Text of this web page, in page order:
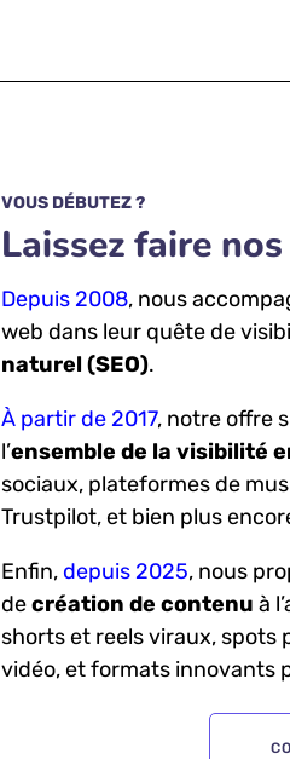
VOUS DÉBUTEZ ?
Laissez faire
Depuis 2008, nous
web dans leur quête de
naturel (SEO).
À partir de 2017, notre offre
l’ensemble de la visibilité
sociaux, plateformes de
Trustpilot, et bien plus
Enfin,depuis 2025, nous
decréation de contenu à
shorts et reels viraux, spots
vidéo, et formats innovants